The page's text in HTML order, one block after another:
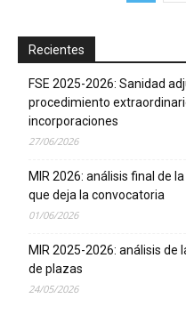
Recientes
FSE 2025-2026: Sanidad
procedimiento
incorporaciones
27/06/2026
MIR 2026: análisis final de
que deja la convocatoria
01/06/2026
MIR 2025-2026: análisis
de plazas
24/05/2026